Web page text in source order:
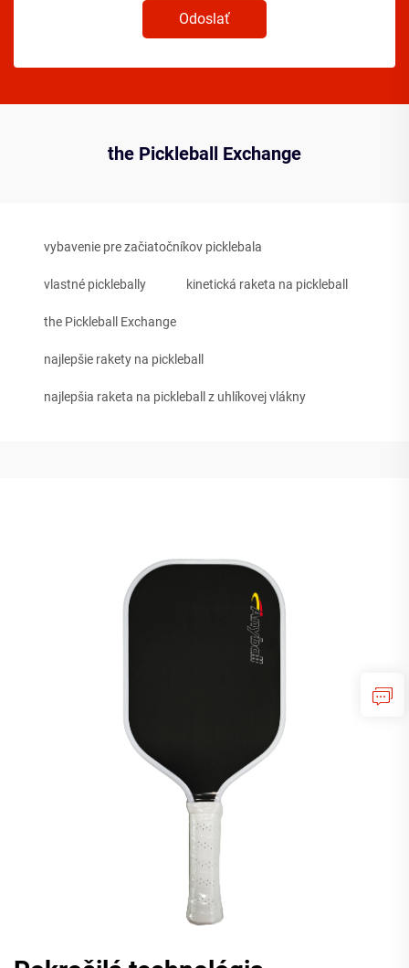
Odoslať
the Pickleball Exchange
vybavenie pre začiatočníkov picklebala
vlastné picklebally kinetická raketa na pickleball
the Pickleball Exchange
najlepšie rakety na pickleball
najlepšia raketa na pickleball z uhlíkovej vlákny